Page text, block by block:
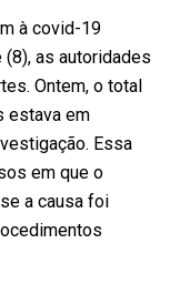
à covid-19
(8), as autoridades
Ontem, o total
estava em
Essa
em que o
a causa foi